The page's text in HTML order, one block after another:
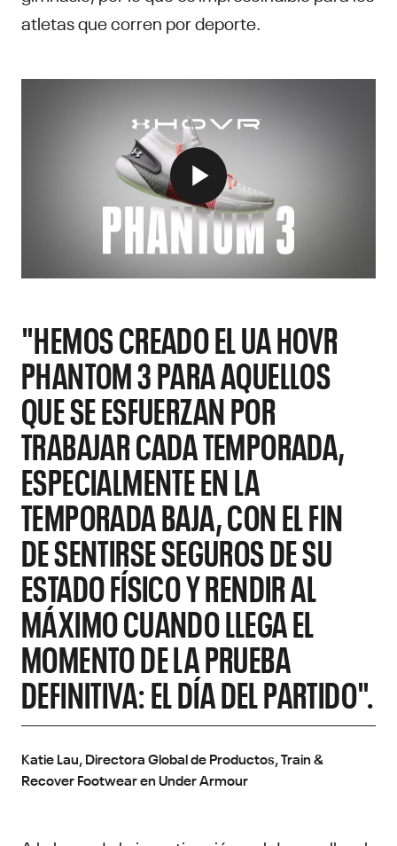
atletas que corren por deporte.
"HEMOS CREADO EL UA HOVR
PHANTOM 3 PARA AQUELLOS
QUE SE ESFUERZAN POR
TRABAJAR CADA TEMPORADA,
ESPECIALMENTE EN LA
TEMPORADA BAJA, CON EL FIN
DE SENTIRSE SEGUROS DE SU
ESTADO FÍSICO Y RENDIR AL
MÁXIMO CUANDO LLEGA EL
MOMENTO DE LA PRUEBA
DEFINITIVA: EL DÍA DEL PARTIDO".
Katie Lau, Directora Global de Productos, Train &
Recover Footwear en Under Armour